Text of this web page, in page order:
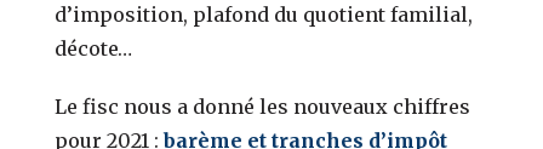
d’imposition, plafond du quotient familial,
décote…
Le fisc nous a donné les nouveaux chiffres
pour 2021 :barème et tranches d’impôt